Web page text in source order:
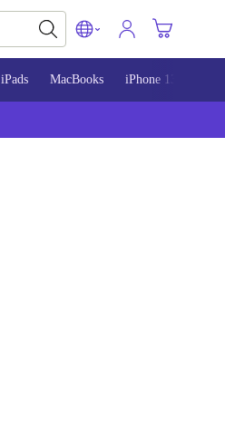
iPads MacBooks iPhone 13